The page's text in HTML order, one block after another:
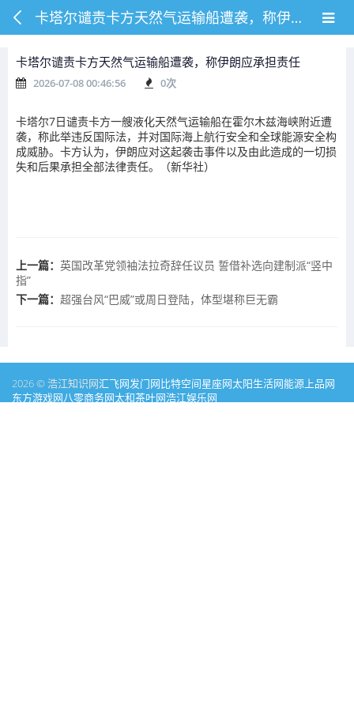
卡塔尔谴责卡方天然气运输船遭袭，称伊朗应承担责任
卡塔尔谴责卡方天然气运输船遭袭，称伊朗应承担责任
2026-07-08 00:46:56 0次
卡塔尔7日谴责卡方一艘液化天然气运输船在霍尔木兹海峡附近遭
袭，称此举违反国际法，并对国际海上航行安全和全球能源安全构
成威胁。卡方认为，伊朗应对这起袭击事件以及由此造成的一切损
失和后果承担全部法律责任。（新华社）
上一篇： 英国改革党领袖法拉奇辞任议员 誓借补选向建制派“竖中
指”
下一篇： 超强台风“巴威”或周日登陆，体型堪称巨无霸
2026 © 浩江知识网汇飞网发门网比特空间星座网太阳生活网能源 上品网
东方游戏网八零商务网太和茶叶网浩江娱乐网